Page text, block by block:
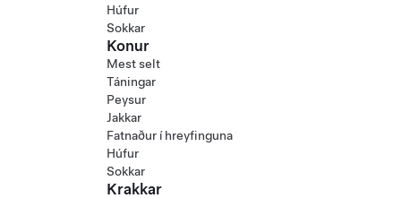
Húfur
Sokkar
Konur
Mest selt
Táningar
Peysur
Jakkar
Fatnaður í hreyfinguna
Húfur
Sokkar
Krakkar